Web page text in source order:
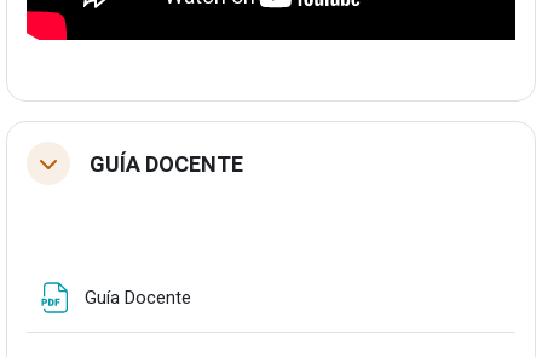
TolestuGUÍA DOCENTE
Guía Docente